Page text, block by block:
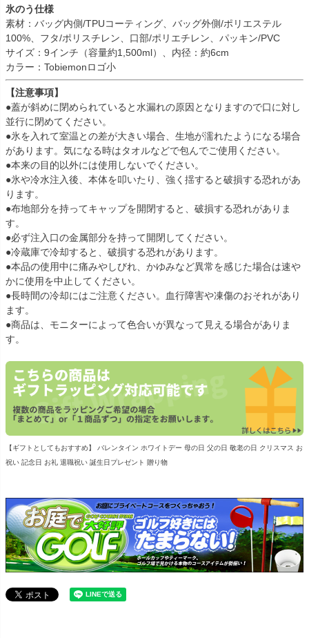
氷のう仕様
素材：バッグ内側/TPUコーティング、バッグ外側/ポリエステル
100%、フタ/ポリスチレン、口部/ポリエチレン、パッキン/PVC
サイズ：9インチ（容量約1,500ml）、内径：約6cm
カラー：Tobiemonロゴ小
【注意事項】
●蓋が斜めに閉められていると水漏れの原因となりますので口に対し
並行に閉めてください。
●氷を入れて室温との差が大きい場合、生地が濡れたようになる場合
があります。気になる時はタオルなどで包んでご使用ください。
●本来の目的以外には使用しないでください。
●氷や冷水注入後、本体を叩いたり、強く揺すると破損する恐れがあ
ります。
●布地部分を持ってキャップを開閉すると、破損する恐れがありま
す。
●必ず注入口の金属部分を持って開閉してください。
●冷蔵庫で冷却すると、破損する恐れがあります。
●本品の使用中に痛みやしびれ、かゆみなど異常を感じた場合は速や
かに使用を中止してください。
●長時間の冷却にはご注意ください。血行障害や凍傷のおそれがあり
ます。
●商品は、モニターによって色合いが異なって見える場合がありま
す。
【ギフトとしてもおすすめ】 バレンタイン ホワイトデー 母の日 父の日 敬老の日 クリスマス お
祝い 記念日 お礼 退職祝い 誕生日プレゼント 贈り物